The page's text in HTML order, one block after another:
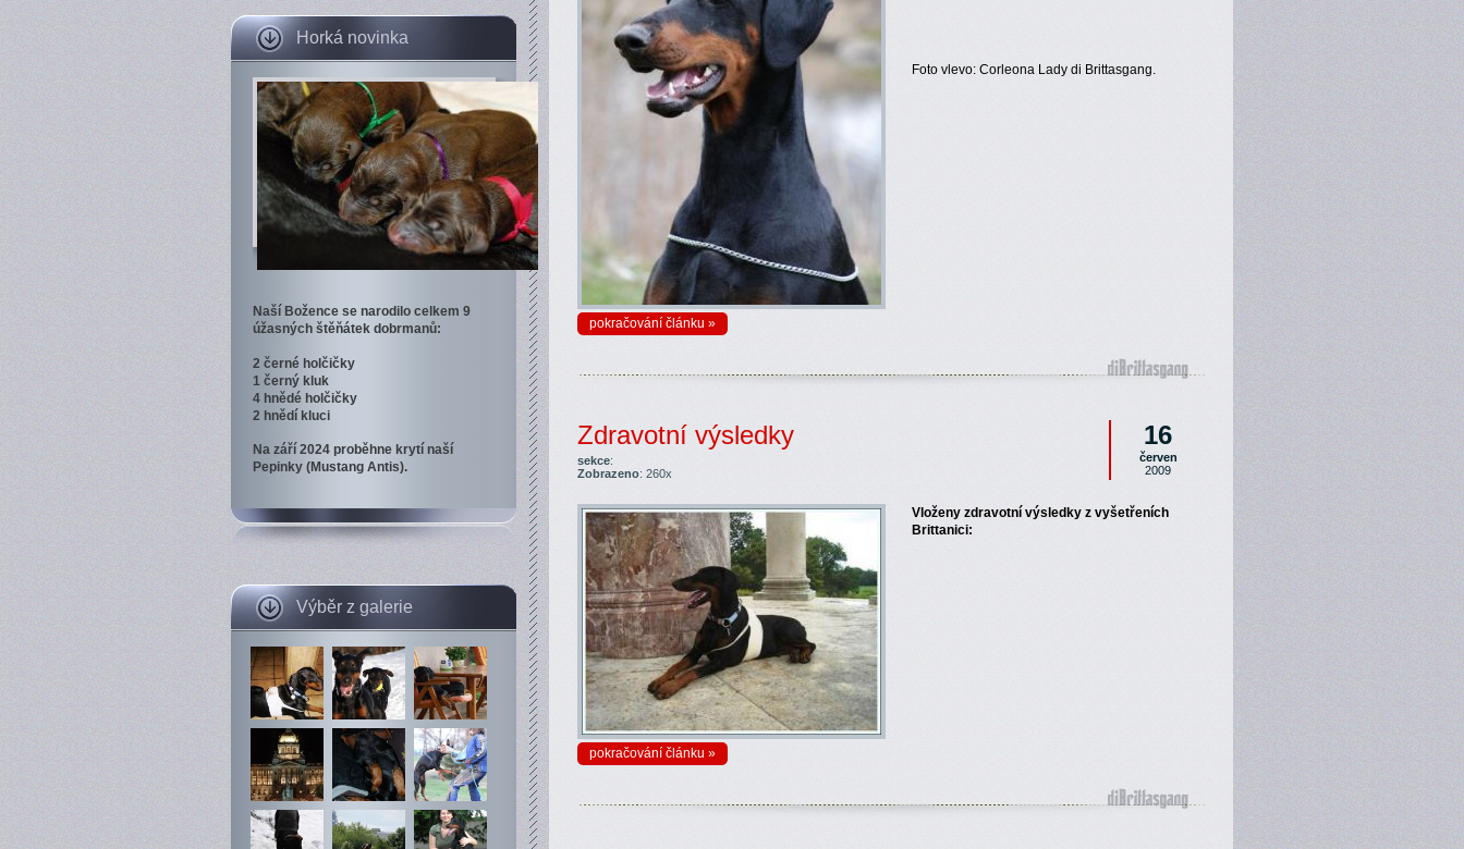
Horká novinka
Naší Božence se narodilo celkem 9
úžasných štěňátek dobrmanů:
2 černé holčičky
1 černý kluk
4 hnědé holčičky
2 hnědí kluci
Na září 2024 proběhne krytí naší
Pepinky (Mustang Antis).
Výběr z galerie
Foto vlevo: Corleona Lady di Brittasgang.
pokračování článku »
16
červen
2009
Zdravotní výsledky
sekce:
Zobrazeno: 260x
Vloženy zdravotní výsledky z vyšetřeních
Brittanici:
pokračování článku »